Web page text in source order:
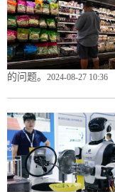
的问题。 2024-08-27 10:36